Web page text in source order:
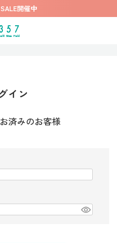
開催中
イン
済みのお客様